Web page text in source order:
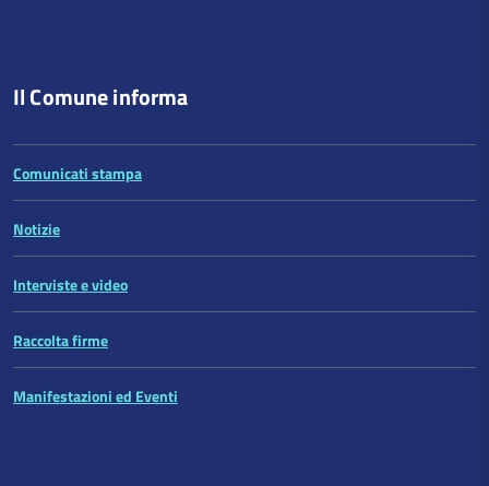
Il Comune informa
Comunicati stampa
Notizie
Interviste e video
Raccolta firme
Manifestazioni ed Eventi